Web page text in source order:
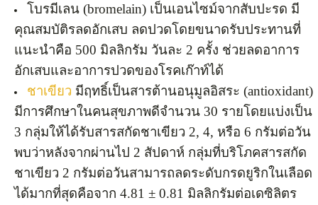
โบรมีเลน (bromelain) เป็นเอนไซม์จากสับปะรด มี
คุณสมบัติรลดอักเสบ ลดปวดโดยขนาดรับประทานที่
แนะนำคือ 500 มิลลิกรัม วันละ 2 ครั้ง ช่วยลดอาการ
อักเสบและอาการปวดของโรคเก๊าท์ได้
ชาเขียว มีฤทธิ์เป็นสารต้านอนุมูลอิสระ (antioxidant)
มีการศึกษาในคนสุขภาพดีจำนวน 30 รายโดยแบ่งเป็น
3 กลุ่มให้ได้รับสารสกัดชาเขียว 2, 4, หรือ 6 กรัมต่อวัน
พบว่าหลังจากผ่านไป 2 สัปดาห์ กลุ่มที่บริโภคสารสกัด
ชาเขียว 2 กรัมต่อวันสามารถลดระดับกรดยูริกในเลือด
ได้มากที่สุดคือจาก 4.81 ± 0.81 มิลลิกรัมต่อเดซิลิตร